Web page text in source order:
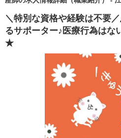
＼特別な資格や経験は不要
るサポーター♪医療行為はな
★